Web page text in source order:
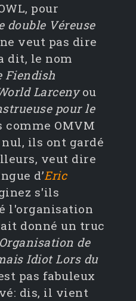
pour
double Véreuse
veut pas dire
dit, le nom
Fiendish
Larcenyou
pour le
comme OMVM
ils ont gardé
veut dire
d’Eric
s'ils
l'organisation
donné un truc
de
Idiot Lors du
pas fabuleux
dis, il vient